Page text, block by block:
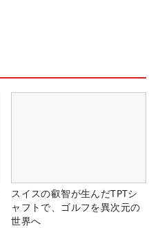
スイスの叡智が生んだTPTシ
ャフトで、ゴルフを異次元の
世界へ